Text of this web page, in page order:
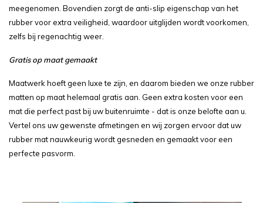
meegenomen. Bovendien zorgt de anti-slip eigenschap van het
rubber voor extra veiligheid, waardoor uitglijden wordt voorkomen,
zelfs bij regenachtig weer.
Gratis op maat gemaakt
Maatwerk hoeft geen luxe te zijn, en daarom bieden we onze rubber
matten op maat helemaal gratis aan. Geen extra kosten voor een
mat die perfect past bij uw buitenruimte - dat is onze belofte aan u.
Vertel ons uw gewenste afmetingen en wij zorgen ervoor dat uw
rubber mat nauwkeurig wordt gesneden en gemaakt voor een
perfecte pasvorm.